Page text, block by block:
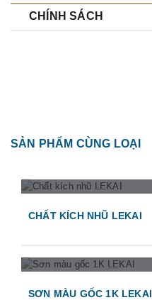
CHÍNH SÁCH
SẢN PHẨM CÙNG LOẠI
CHẤT KÍCH NHŨ LEKAI
SƠN MÀU GỐC 1K LEKAI